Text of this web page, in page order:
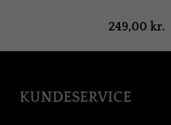
249,00 kr.
KUNDESERVICE